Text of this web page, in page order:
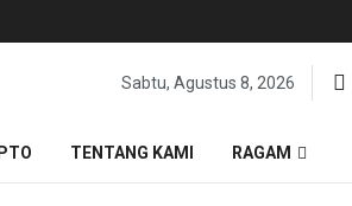
Sabtu, Agustus 8, 2026
TENTANG KAMI RAGAM